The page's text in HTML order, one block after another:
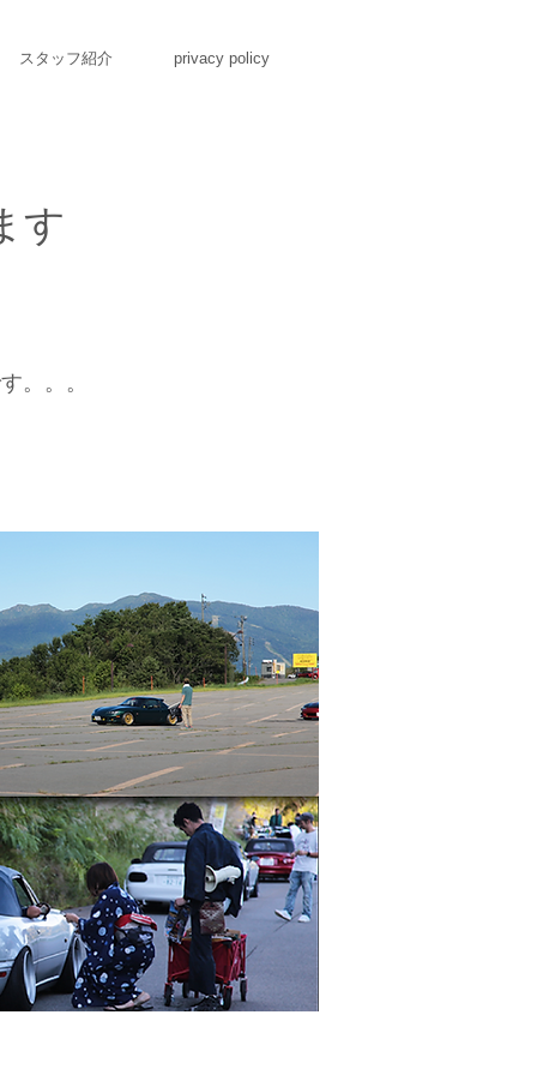
スタッフ紹介 privacy policy
す
。。。